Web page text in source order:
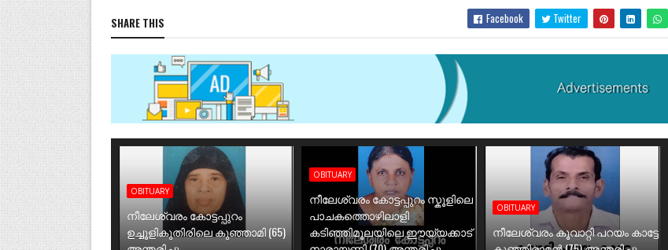
SHARE THIS Facebook Twitter
OBITUARY
നീലേശ്വരം കോട്ടപ്പുറം
ഉച്ചൂളികുതിരിലെ കുഞ്ഞാമി (65)
OBITUARY
നീലേശ്വരം കോട്ടപ്പുറം സ്കൂളിലെ
പാചകത്തൊഴിലാളി
കടിഞ്ഞിമൂലയിലെ ഈയ്യക്കാട്
OBITUARY
നീലേശ്വരം കൂവാറ്റി പറയം കാട്ടേ